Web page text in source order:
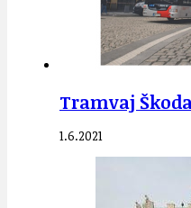
Tramvaj
1.6.2021